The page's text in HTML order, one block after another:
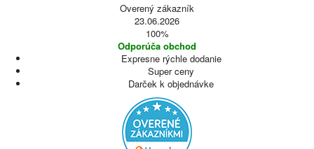
Overený zákazník
23.06.2026
100%
Odporúča obchod
Expresne rýchle dodanie
Super ceny
Darček k objednávke